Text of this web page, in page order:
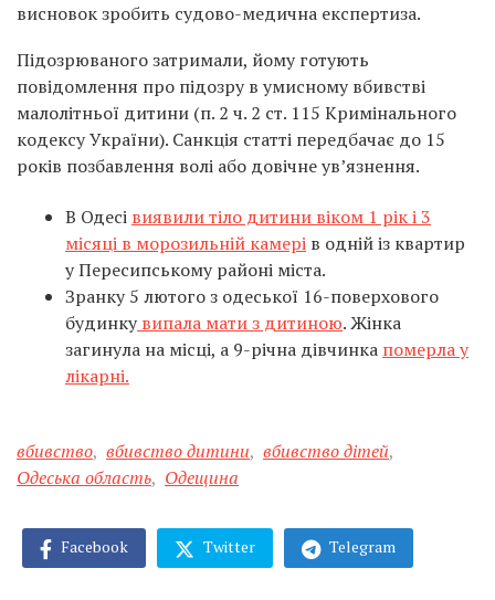
висновок зробить судово-медична експертиза.
Підозрюваного затримали, йому готують
повідомлення про підозру в умисному вбивстві
малолітньої дитини (п. 2 ч. 2 ст. 115 Кримінального
кодексу України). Санкція статті передбачає до 15
років позбавлення волі або довічне ув’язнення.
В Одесі виявили тіло дитини віком 1 рік і 3
місяці в морозильній камері в одній із квартир
у Пересипському районі міста.
Зранку 5 лютого з одеської 16-поверхового
будинкувипала мати з дитиною. Жінка
загинула на місці, а 9-річна дівчинка померла у
лікарні.
вбивство, вбивство дитини, вбивство дітей,
Одеська область, Одещина
Facebook Twitter Telegram